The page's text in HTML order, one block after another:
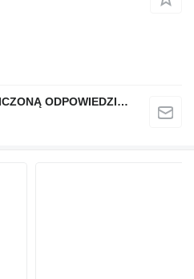
QINDITO SPÓŁKA Z OGRANICZONĄ ODPOWIEDZIALNOŚCIĄ